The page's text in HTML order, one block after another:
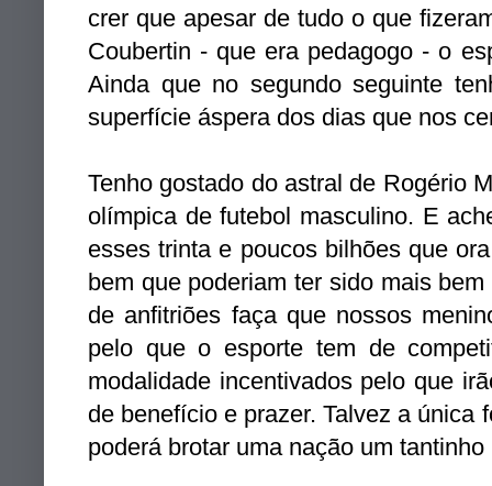
crer que apesar de tudo o que
Coubertin - que era pedagogo - o
Ainda que no segundo seguinte
superfície áspera dos dias que nos
Tenho gostado do astral de Rogério
olímpica de futebol masculino. E
esses trinta e poucos bilhões que
bem que poderiam ter sido mais
de anfitriões faça que nossos
pelo que o esporte tem de
modalidade incentivados pelo que
de benefício e prazer. Talvez a única
poderá brotar uma nação um